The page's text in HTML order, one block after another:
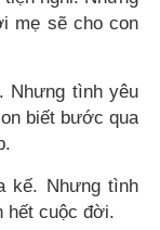
mẹ sẽ cho con
Nhưng tình yêu
biết bước qua
kế. Nhưng tình
hết cuộc đời.